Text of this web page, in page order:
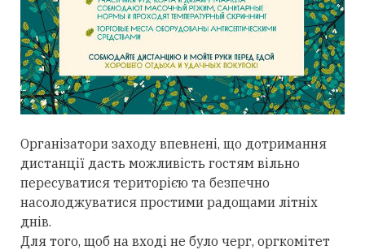
Організатори заходу впевнені, що дотримання
дистанції дасть можливість гостям вільно
пересуватися територією та безпечно
насолоджуватися простими радощами літніх
днів.
Для того, щоб на вході не було черг, оргкомітет